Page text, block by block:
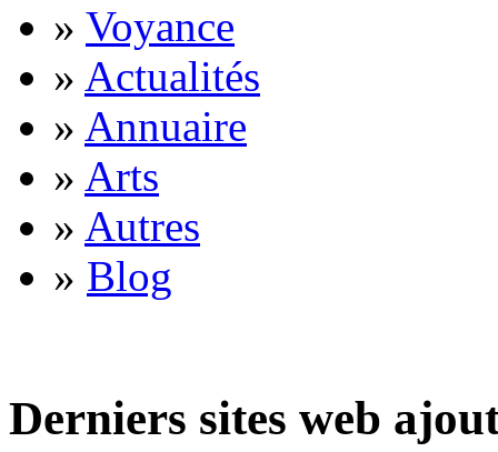
» Voyance
» Actualités
» Annuaire
» Arts
» Autres
» Blog
Derniers sites web